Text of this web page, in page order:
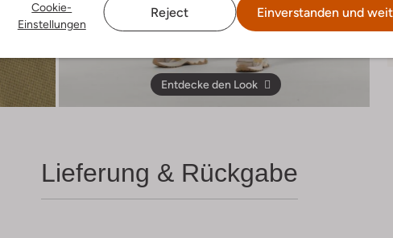
Cookie-
Einstellungen
Reject Einverstanden und
Entdecke den Look
Lieferung & Rückgabe